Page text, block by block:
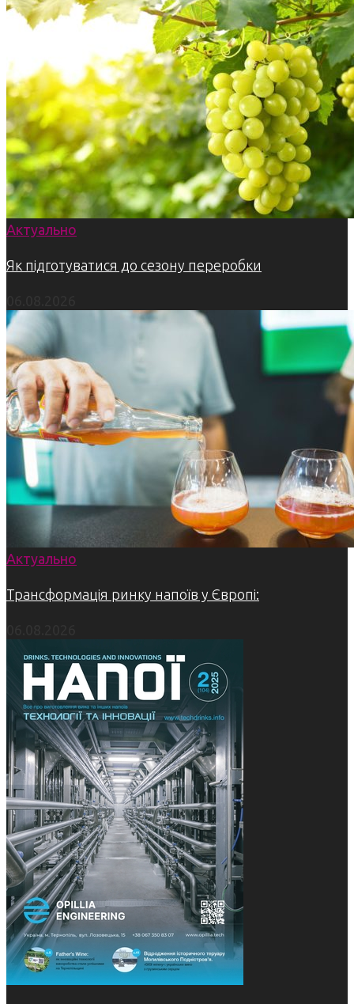
Актуально
Як підготуватися до сезону переробки
Актуально
Трансформація ринку напоїв у Європі: